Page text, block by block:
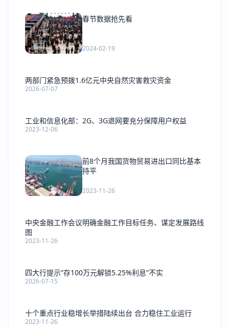
春节数据抢先看
2024-02-19
两部门紧急预拨1.6亿元中央自然灾害救灾资金
2026-07-07
工业和信息化部：2G、3G退网要充分保障用户权益
2023-12-06
前8个月我国货物贸易进出口同比基本
持平
2023-11-26
中央金融工作会议明确金融工作目标任务、谋定发展路线
图
2023-11-26
四大行提示“存100万元解锁5.25%利息”不实
2026-07-15
十个重点行业稳增长举措陆续出台 合力稳住工业运行
2023-11-26